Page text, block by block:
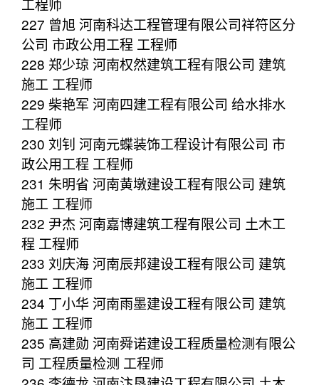
227 曾旭 河南科达工程管理有限公司祥符区分
公司 市政公用工程 工程师
228 郑少琼 河南权然建筑工程有限公司 建筑
施工 工程师
229 柴艳军 河南四建工程有限公司 给水排水
工程师
230 刘钊 河南元蝶装饰工程设计有限公司 市
政公用工程 工程师
231 朱明省 河南黄墩建设工程有限公司 建筑
施工 工程师
232 尹杰 河南嘉博建筑工程有限公司 土木工
程 工程师
233 刘庆海 河南辰邦建设工程有限公司 建筑
施工 工程师
234 丁小华 河南雨墨建设工程有限公司 建筑
施工 工程师
235 高建勋 河南舜诺建设工程质量检测有限公
司 工程质量检测 工程师